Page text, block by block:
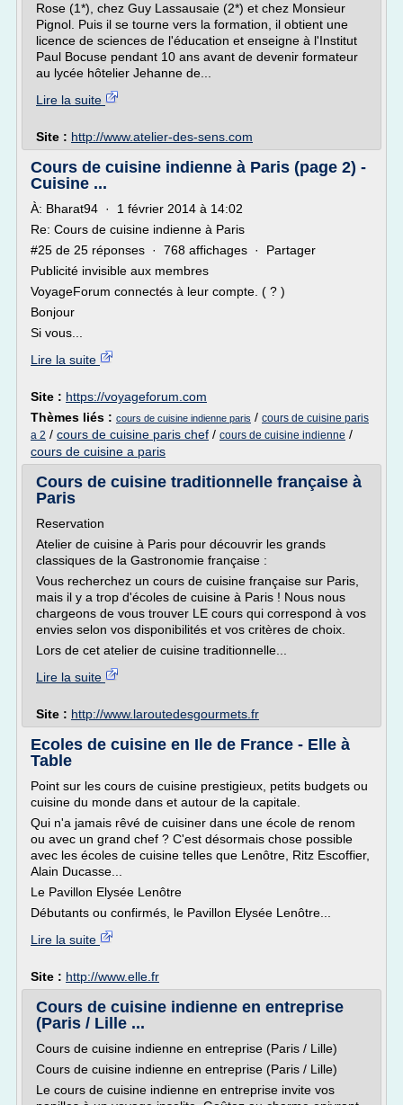
Rose (1*), chez Guy Lassausaie (2*) et chez Monsieur
Pignol. Puis il se tourne vers la formation, il obtient une
licence de sciences de l'éducation et enseigne à l'Institut
Paul Bocuse pendant 10 ans avant de devenir formateur
au lycée hôtelier Jehanne de...
Lire la suite
Site : http://www.atelier-des-sens.com
Cours de cuisine indienne à Paris (page 2) -
Cuisine ...
À: Bharat94 · 1 février 2014 à 14:02
Re: Cours de cuisine indienne à Paris
#25 de 25 réponses · 768 affichages · Partager
Publicité invisible aux membres
VoyageForum connectés à leur compte. ( ? )
Bonjour
Si vous...
Lire la suite
Site : https://voyageforum.com
Thèmes liés : cours de cuisine indienne paris / cours de cuisine paris
a 2 / cours de cuisine paris chef / cours de cuisine indienne /
cours de cuisine a paris
Cours de cuisine traditionnelle française à
Paris
Reservation
Atelier de cuisine à Paris pour découvrir les grands
classiques de la Gastronomie française :
Vous recherchez un cours de cuisine française sur Paris,
mais il y a trop d'écoles de cuisine à Paris ! Nous nous
chargeons de vous trouver LE cours qui correspond à vos
envies selon vos disponibilités et vos critères de choix.
Lors de cet atelier de cuisine traditionnelle...
Lire la suite
Site : http://www.laroutedesgourmets.fr
Ecoles de cuisine en Ile de France - Elle à
Table
Point sur les cours de cuisine prestigieux, petits budgets ou
cuisine du monde dans et autour de la capitale.
Qui n'a jamais rêvé de cuisiner dans une école de renom
ou avec un grand chef ? C'est désormais chose possible
avec les écoles de cuisine telles que Lenôtre, Ritz Escoffier,
Alain Ducasse...
Le Pavillon Elysée Lenôtre
Débutants ou confirmés, le Pavillon Elysée Lenôtre...
Lire la suite
Site : http://www.elle.fr
Cours de cuisine indienne en entreprise
(Paris / Lille ...
Cours de cuisine indienne en entreprise (Paris / Lille)
Cours de cuisine indienne en entreprise (Paris / Lille)
Le cours de cuisine indienne en entreprise invite vos